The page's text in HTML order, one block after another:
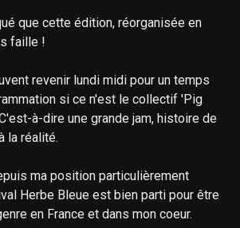
que cette édition, réorganisée en
faille !
revenir lundi midi pour un temps
si ce n'est le collectif 'Pig
à-dire une grande jam, histoire de
la réalité.
ma position particulièrement
Herbe Bleue est bien parti pour être
en France et dans mon coeur.